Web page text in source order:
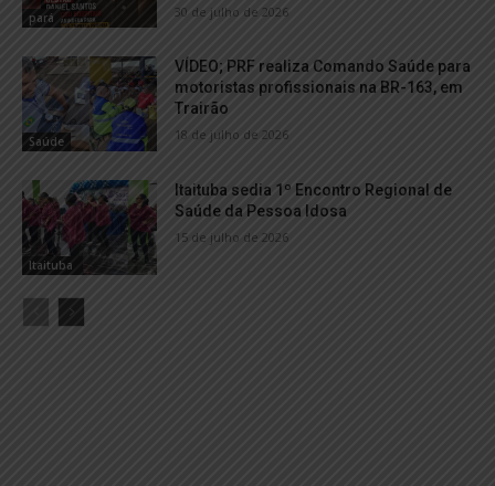
pará 30 de julho de 2026
Saúde
VÍDEO; PRF realiza Comando Saúde para
motoristas profissionais na BR-163, em
Trairão
18 de julho de 2026
Itaituba
Itaituba sedia 1º Encontro Regional de
Saúde da Pessoa Idosa
15 de julho de 2026